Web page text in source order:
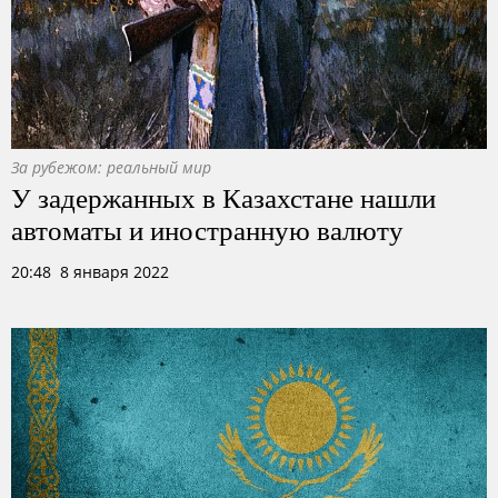
За рубежом: реальный мир
У задержанных в Казахстане нашли
автоматы и иностранную валюту
20:48 8 января 2022